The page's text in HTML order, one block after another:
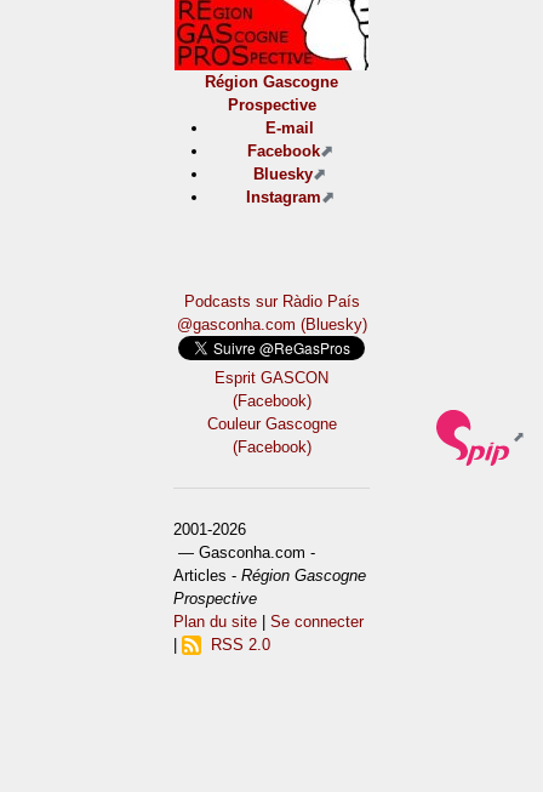
Région Gascogne
Prospective
E-mail
Facebook
Bluesky
Instagram
Podcasts sur Ràdio País
@gasconha.com (Bluesky)
Esprit GASCON
(Facebook)
Couleur Gascogne
(Facebook)
2001-2026
— Gasconha.com -
Articles -Région Gascogne
Prospective
Plan du site |Se connecter
RSS 2.0